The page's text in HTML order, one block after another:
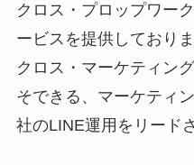
クロス・プロップワー
ービスを提供しており
クロス・マーケティン
そできる、マーケティ
社のLINE運用をリード